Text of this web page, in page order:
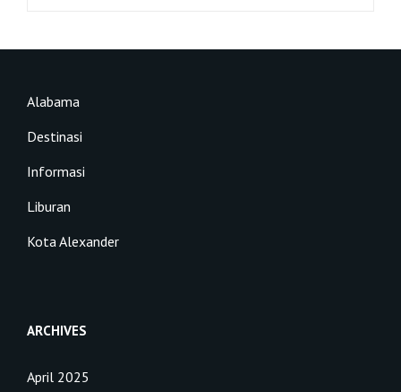
Alabama
Destinasi
Informasi
Liburan
Kota Alexander
ARCHIVES
April 2025